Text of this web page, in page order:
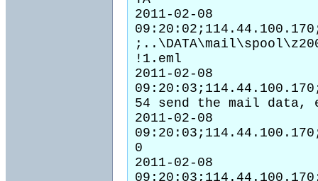
2011-02-08
!1.eml
2011-02-08
54 send the mail data,
2011-02-08
0
2011-02-08